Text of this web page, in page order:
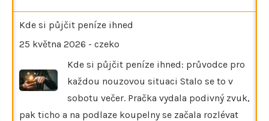
Kde si půjčit peníze ihned
25 května 2026 - czeko
Kde si půjčit peníze ihned: průvodce pro
každou nouzovou situaci Stalo se to v
sobotu večer. Pračka vydala podivný zvuk,
pak ticho a na podlaze koupelny se začala rozlévat